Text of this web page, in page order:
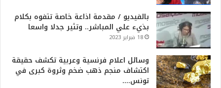
بالفيديو / مقدمة اذاعة خاصة تتفوه بكلام
بذيء علي المباشر.. وتثير جدلا واسعا
18 فبراير 2023
وسائل اعلام فرنسية وعربية تكشف حقيقة
اكتشاف منجم ذهب ضخم وثروة كبرى في
تونس….